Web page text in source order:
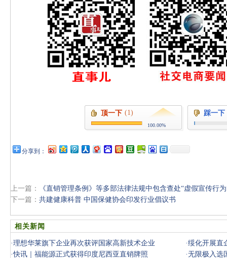
顶一下 (1)
100.00%
踩一下
分享到：
上一篇：
《直销管理条例》等多部法律法规中包含查处“虚假宣传行为
下一篇： 共建健康科普 中国保健协会印发行业倡议书
相关新闻
·理想华莱旗下企业再次获评国家高新技术企业 ·绥化开展直
·快讯｜福能源正式获得印度尼西亚直销牌照 ·无限极入选